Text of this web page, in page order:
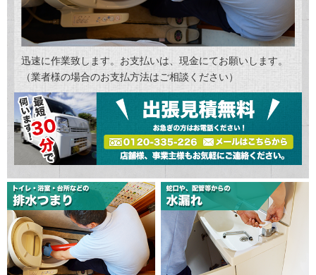
迅速に作業致します。お支払いは、現金にてお願いします。
（業者様の場合のお支払方法はご相談ください）